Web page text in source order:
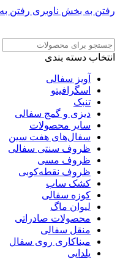
رفتن به بخش ناوبری رفتن
انتخاب دسته بندی
آویز سفالی
اسگرافیتو
تنبک
دیزی و گمج سفالی
سایر محصولات
سفال‌های هفت‌ سین
ظروف سنتی سفالی
ظروف مسی
ظروف نقطه‌کوبی
کشک ساب
کوزه سفالی
لیوان ماگ
محصولات صادراتی
منقل سفالی
میناکاری روی سفال
یلدایی